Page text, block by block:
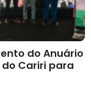
do Anuário
Cariri para